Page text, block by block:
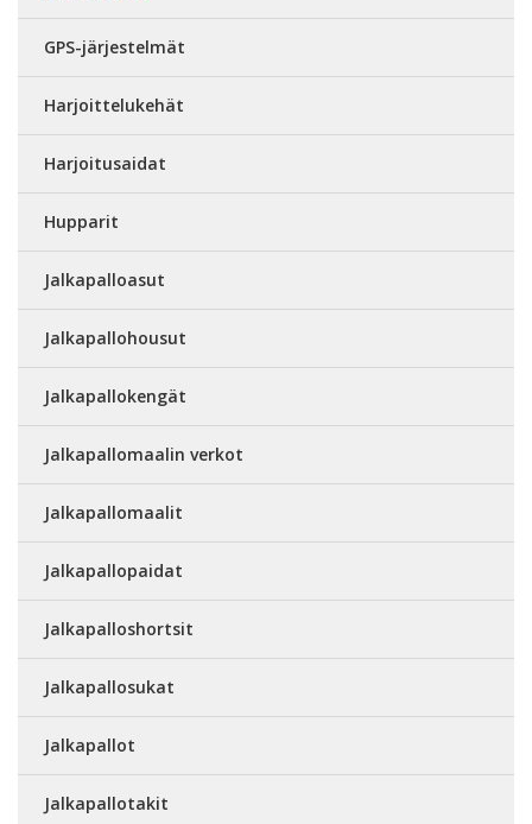
GPS-järjestelmät
Harjoittelukehät
Harjoitusaidat
Hupparit
Jalkapalloasut
Jalkapallohousut
Jalkapallokengät
Jalkapallomaalin verkot
Jalkapallomaalit
Jalkapallopaidat
Jalkapalloshortsit
Jalkapallosukat
Jalkapallot
Jalkapallotakit